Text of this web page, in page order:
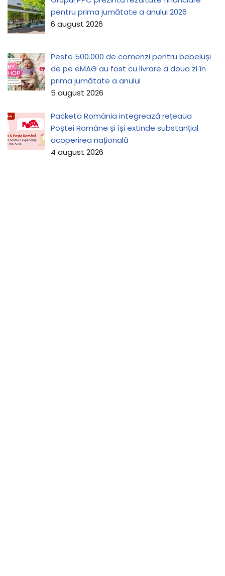
pentru prima jumătate a anului 2026
6 august 2026
Peste 500.000 de comenzi pentru bebeluși
de pe eMAG au fost cu livrare a doua zi în
prima jumătate a anului
5 august 2026
Packeta România integrează rețeaua
Poștei Române și își extinde substanțial
acoperirea națională
4 august 2026